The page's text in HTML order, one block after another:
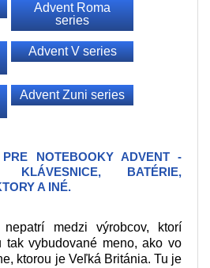
Advent Roma
series
Advent V series
Advent Zuni series
NOTEBOOKY ADVENT -
BATÉRIE,
A INÉ.
nepatrí medzi výrobcov, ktorí
tak vybudované meno, ako vo
ktorou je Veľká Británia. Tu je